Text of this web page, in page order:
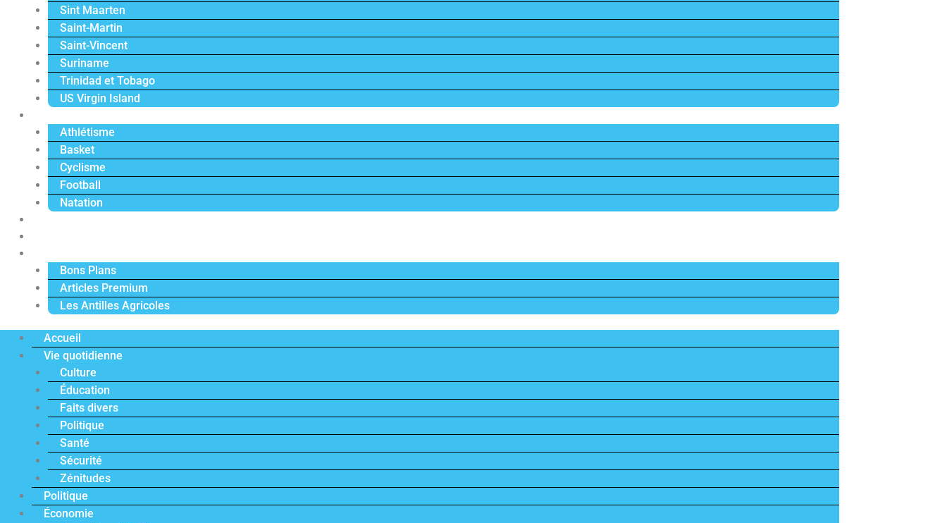
Sint Maarten
Saint-Martin
Saint-Vincent
Suriname
Trinidad et Tobago
US Virgin Island
Athlétisme
Basket
Cyclisme
Football
Natation
Bons Plans
Articles Premium
Les Antilles Agricoles
Accueil
Vie quotidienne
Culture
Éducation
Faits divers
Politique
Santé
Sécurité
Zénitudes
Politique
Économie